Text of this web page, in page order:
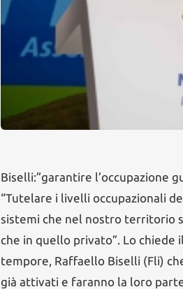
Biselli:”garantire l’occupazione
“Tutelare i livelli occupazionali
sistemi che nel nostro territorio
che in quello privato”. Lo
tempore, Raffaello Biselli (Fli)
già attivati e faranno la loro